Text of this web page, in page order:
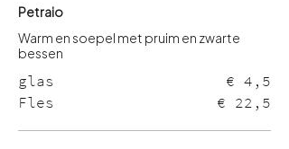
Petraio
Warm en soepel met pruim en zwarte
glas
€ 4,5
Fles
€ 22,5